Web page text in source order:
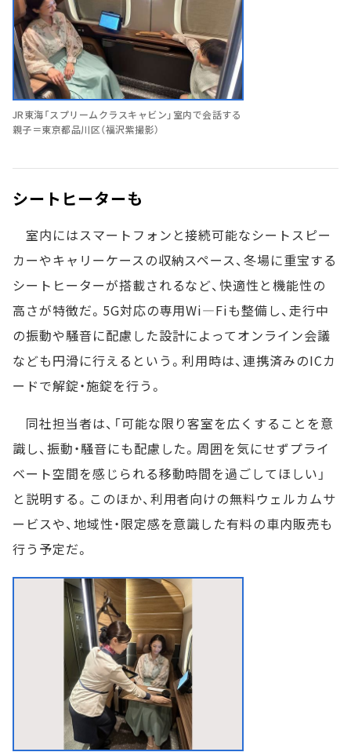
JR東海「スプリームクラスキャビン」室内で会話する
親子＝東京都品川区（福沢紫撮影）
シートヒーターも
室内にはスマートフォンと接続可能なシートスピー
カーやキャリーケースの収納スペース、冬場に重宝する
シートヒーターが搭載されるなど、快適性と機能性の
高さが特徴だ。5G対応の専用Wi―Fiも整備し、走行中
の振動や騒音に配慮した設計によってオンライン会議
なども円滑に行えるという。利用時は、連携済みのICカ
ードで解錠・施錠を行う。
同社担当者は、「可能な限り客室を広くすることを意
識し、振動・騒音にも配慮した。周囲を気にせずプライ
ベート空間を感じられる移動時間を過ごしてほしい」
と説明する。このほか、利用者向けの無料ウェルカムサ
ービスや、地域性・限定感を意識した有料の車内販売も
行う予定だ。